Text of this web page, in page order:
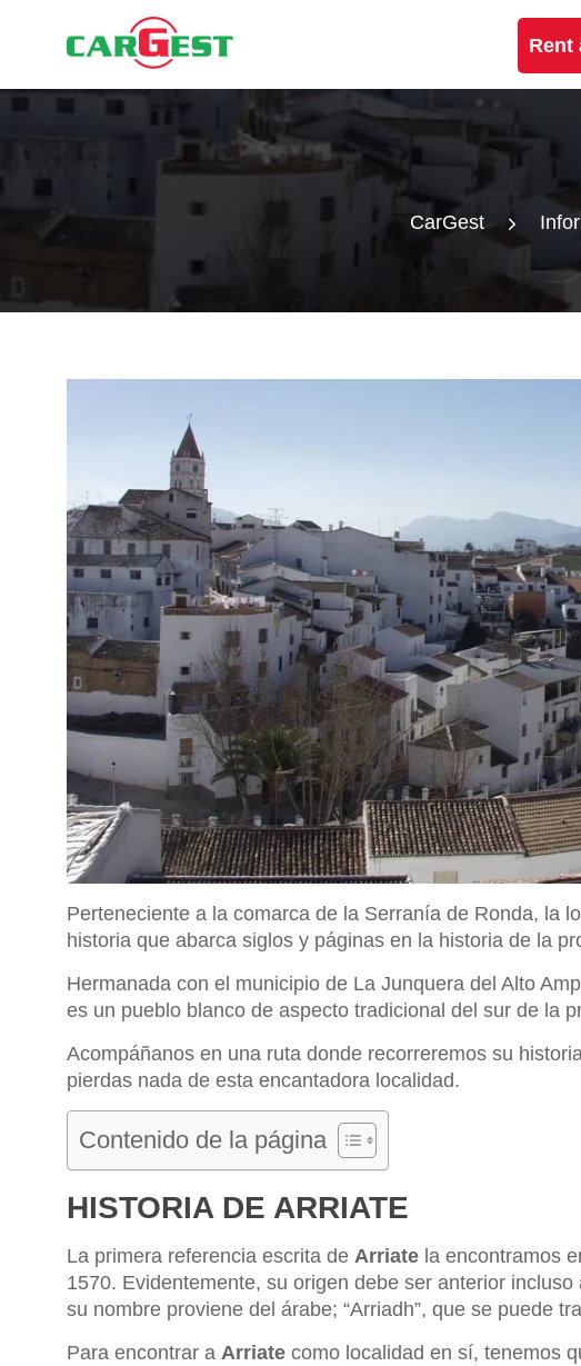
Rent
CarGest
Perteneciente a la comarca de la Serranía de Ronda, la
historia que abarca siglos y páginas en la historia de la
Hermanada con el municipio de La Junquera del Alto
es un pueblo blanco de aspecto tradicional del sur de la
Acompáñanos en una ruta donde recorreremos su
pierdas nada de esta encantadora localidad.
Contenido de la página
HISTORIA DE ARRIATE
La primera referencia escrita de Arriate la encontramos
1570. Evidentemente, su origen debe ser anterior
su nombre proviene del árabe; “Arriadh”, que se puede
Para encontrar a Arriate como localidad en sí, tenemos